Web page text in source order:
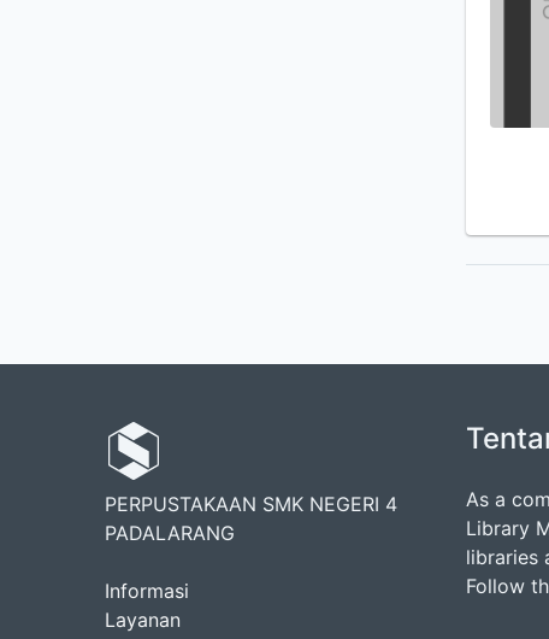
PERPUSTAKAAN SMK NEGERI 4
PADALARANG
Informasi
Layanan
As a
Library
libraries
Follow